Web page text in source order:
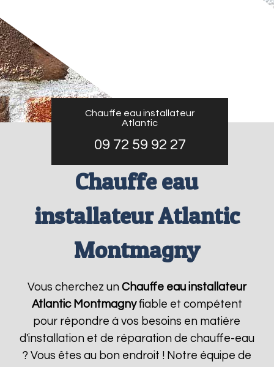
Chauffe eau installateur
Atlantic
09 72 59 92 27
Chauffe eau
installateur Atlantic
Montmagny
Vous cherchez un Chauffe eau installateur
Atlantic Montmagnyfiable et compétent
pour répondre à vos besoins en matière
d'installation et de réparation de chauffe-eau
? Vous êtes au bon endroit ! Notre équipe de